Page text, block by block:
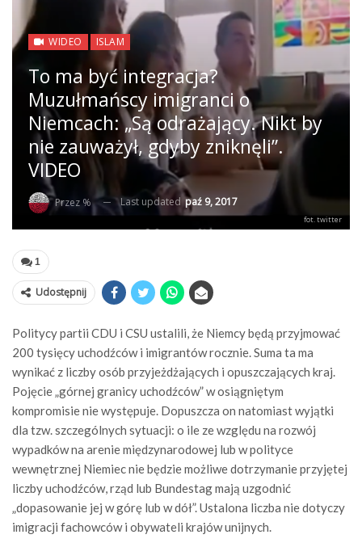
WIDEO ISLAM
To ma być integracja?
Muzułmańscy imigranci o
Niemcach: „Są odrażający. Nikt by
nie zauważył, gdyby zniknęli”.
VIDEO
Przez % Last updated paź 9, 2017
fot. twitter
1
Udostępnij
Politycy partii CDU i CSU ustalili, że Niemcy będą przyjmować
200 tysięcy uchodźców i imigrantów rocznie. Suma ta ma
wynikać z liczby osób przyjeżdżających i opuszczających kraj.
Pojęcie „górnej granicy uchodźców” w osiągniętym
kompromisie nie występuje. Dopuszcza on natomiast wyjątki
dla tzw. szczególnych sytuacji: o ile ze względu na rozwój
wypadków na arenie międzynarodowej lub w polityce
wewnętrznej Niemiec nie będzie możliwe dotrzymanie przyjętej
liczby uchodźców, rząd lub Bundestag mają uzgodnić
„dopasowanie jej w górę lub w dół”. Ustalona liczba nie dotyczy
imigracji fachowców i obywateli krajów unijnych.